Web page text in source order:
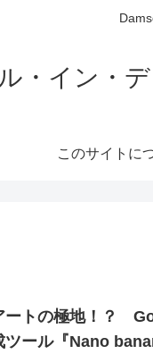
・イン・
このサイトに
ートの極地！？
ツール『Nano